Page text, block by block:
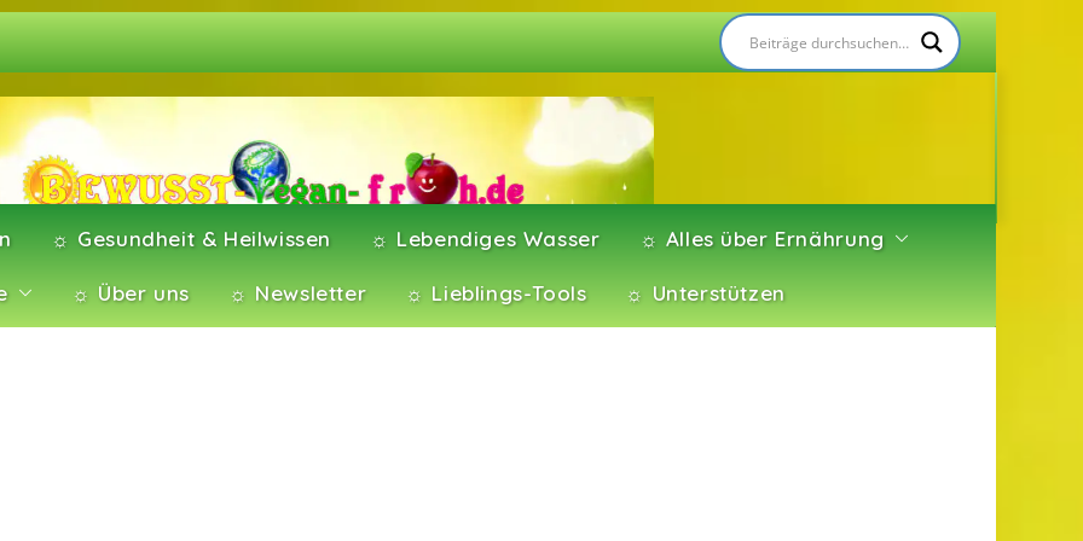
☼ Gesundheit & Heilwissen ☼ Lebendiges Wasser ☼ Alles über Ernährung
☼ Über uns ☼ Newsletter ☼ Lieblings-Tools ☼ Unterstützen